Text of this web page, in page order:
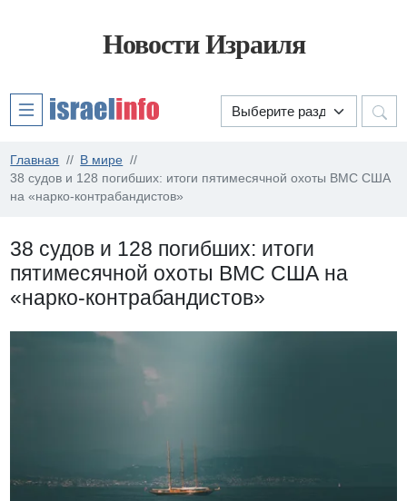
Новости Израиля
Главная
В мире
38 судов и 128 погибших: итоги пятимесячной охоты ВМС США
на «нарко-контрабандистов»
38 судов и 128 погибших: итоги
пятимесячной охоты ВМС США на
«нарко-контрабандистов»